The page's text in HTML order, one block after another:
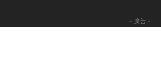
- 廣告 -